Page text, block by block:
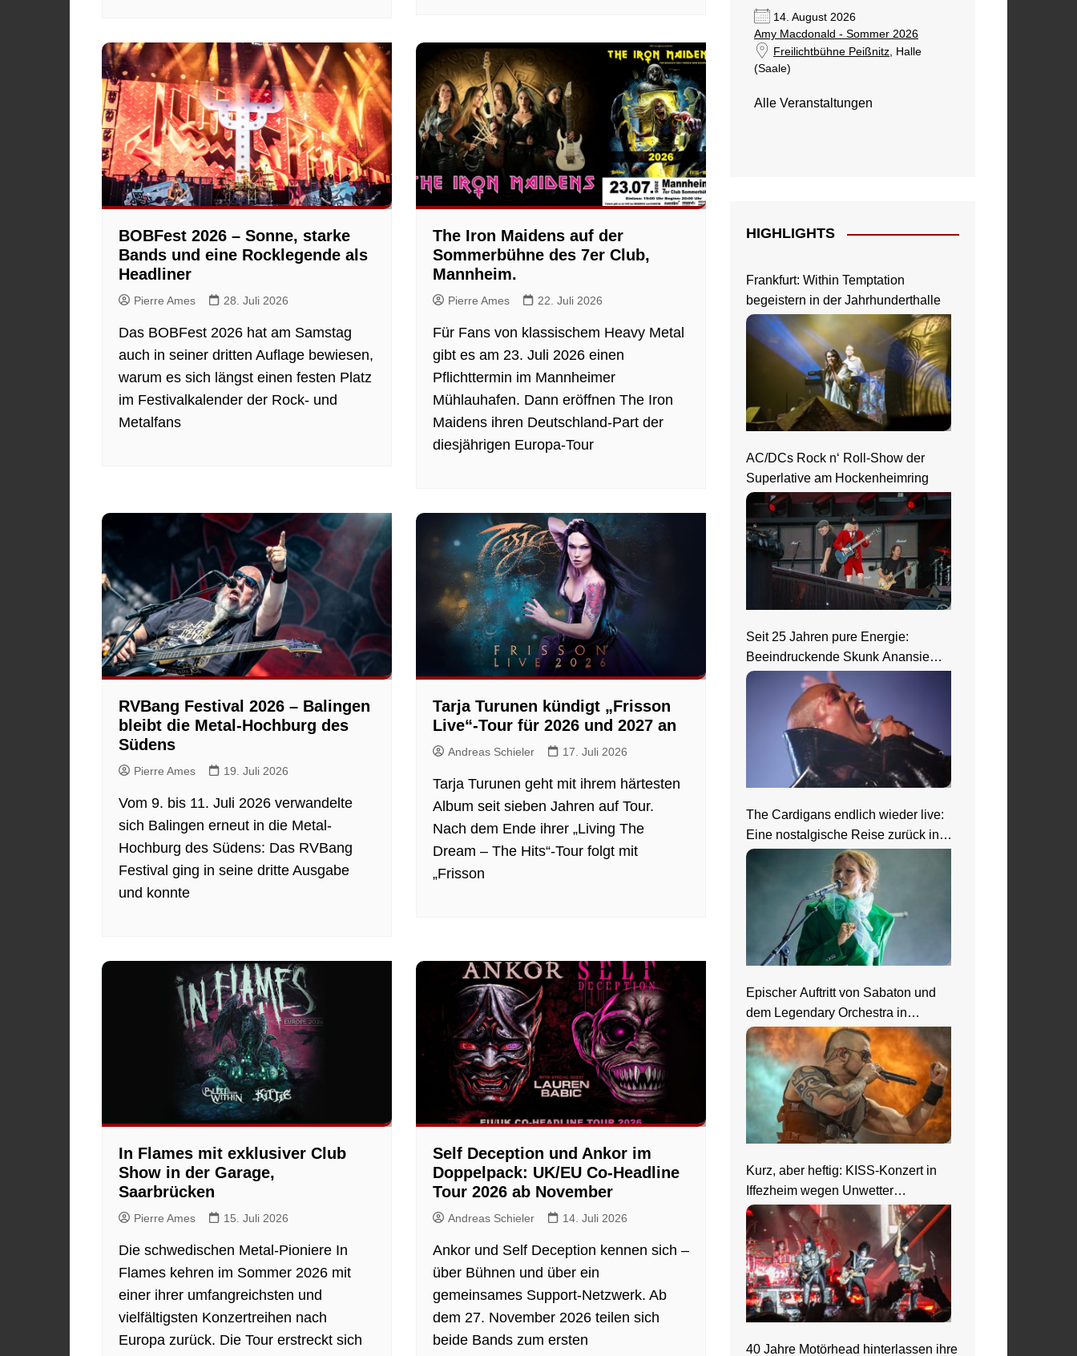
BOBFest 2026 – Sonne, starke
Bands und eine Rocklegende als
Headliner
Pierre Ames 28. Juli 2026
Das BOBFest 2026 hat am Samstag
auch in seiner dritten Auflage bewiesen,
warum es sich längst einen festen Platz
im Festivalkalender der Rock- und
Metalfans
The Iron Maidens auf der
Sommerbühne des 7er Club,
Mannheim.
Pierre Ames 22. Juli 2026
Für Fans von klassischem Heavy Metal
gibt es am 23. Juli 2026 einen
Pflichttermin im Mannheimer
Mühlauhafen. Dann eröffnen The Iron
Maidens ihren Deutschland-Part der
diesjährigen Europa-Tour
RVBang Festival 2026 – Balingen
bleibt die Metal-Hochburg des
Südens
Pierre Ames 19. Juli 2026
Vom 9. bis 11. Juli 2026 verwandelte
sich Balingen erneut in die Metal-
Hochburg des Südens: Das RVBang
Festival ging in seine dritte Ausgabe
und konnte
Tarja Turunen kündigt „Frisson
Live“-Tour für 2026 und 2027 an
Andreas Schieler 17. Juli 2026
Tarja Turunen geht mit ihrem härtesten
Album seit sieben Jahren auf Tour.
Nach dem Ende ihrer „Living The
Dream – The Hits“-Tour folgt mit
„Frisson
In Flames mit exklusiver Club
Show in der Garage,
Saarbrücken
Pierre Ames 15. Juli 2026
Die schwedischen Metal-Pioniere In
Flames kehren im Sommer 2026 mit
einer ihrer umfangreichsten und
vielfältigsten Konzertreihen nach
Europa zurück. Die Tour erstreckt sich
Self Deception und Ankor im
Doppelpack: UK/EU Co-Headline
Tour 2026 ab November
Andreas Schieler 14. Juli 2026
Ankor und Self Deception kennen sich –
über Bühnen und über ein
gemeinsames Support-Netzwerk. Ab
dem 27. November 2026 teilen sich
beide Bands zum ersten
14. August 2026
Amy Macdonald - Sommer 2026
Freilichtbühne Peißnitz, Halle
(Saale)
Alle Veranstaltungen
HIGHLIGHTS
Frankfurt: Within Temptation
begeistern in der Jahrhunderthalle
AC/DCs Rock n‘ Roll-Show der
Superlative am Hockenheimring
Seit 25 Jahren pure Energie:
Beeindruckende Skunk Anansie
Show in Wiesbaden
The Cardigans endlich wieder live:
Eine nostalgische Reise zurück in
die 90er beim Zeltfestival Rhein-
Epischer Auftritt von Sabaton und
dem Legendary Orchestra in
Frankfurt
Kurz, aber heftig: KISS-Konzert in
Iffezheim wegen Unwetter
abgebrochen
40 Jahre Motörhead hinterlassen ihre